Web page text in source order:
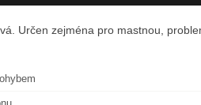
Určen zejména pro mastnou,